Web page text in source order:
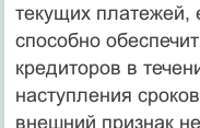
текущих платежей,
способно
кредиторов в
наступления
внешний признак